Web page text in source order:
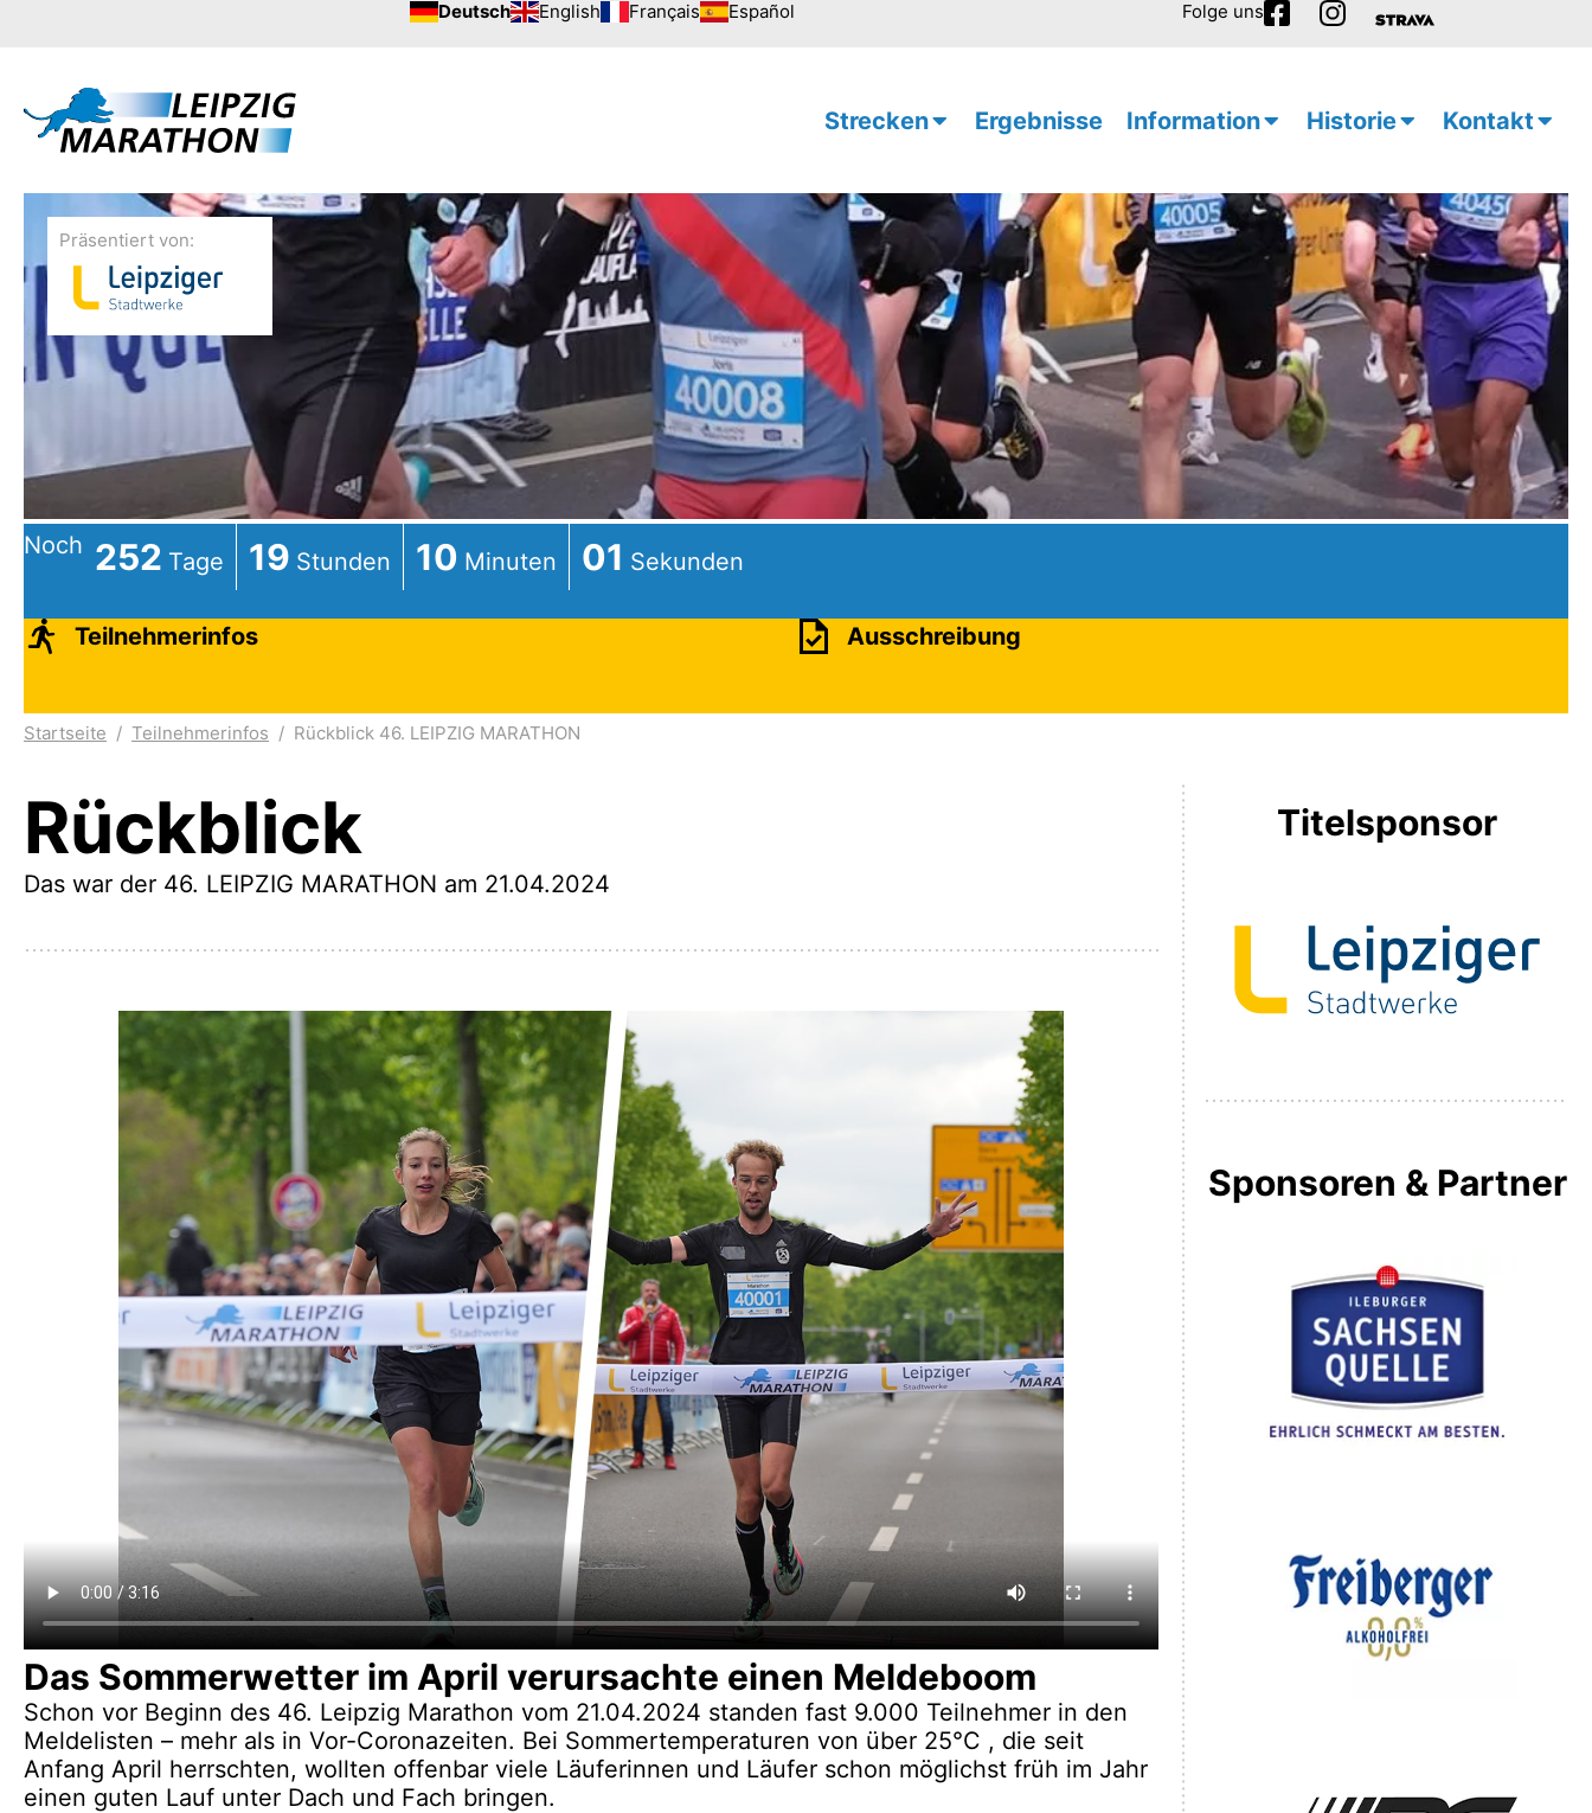
Deutsch English Français Español Folge uns
Strecken Ergebnisse Information Historie Kontakt
Präsentiert von:
Noch 252 19 09 59
Teilnehmerinfos Ausschreibung
Startseite / Teilnehmerinfos / Rückblick 46. LEIPZIG MARATHON
Rückblick
Das war der 46. LEIPZIG MARATHON am 21.04.2024
Das Sommerwetter im April verursachte einen Meldeboom
Schon vor Beginn des 46. Leipzig Marathon vom 21.04.2024 standen fast 9.000 Teilnehmer in den
Meldelisten – mehr als in Vor-Coronazeiten. Bei Sommertemperaturen von über 25°C , die seit
Anfang April herrschten, wollten offenbar viele Läuferinnen und Läufer schon möglichst früh im Jahr
einen guten Lauf unter Dach und Fach bringen.
Titelsponsor
Sponsoren & Partner